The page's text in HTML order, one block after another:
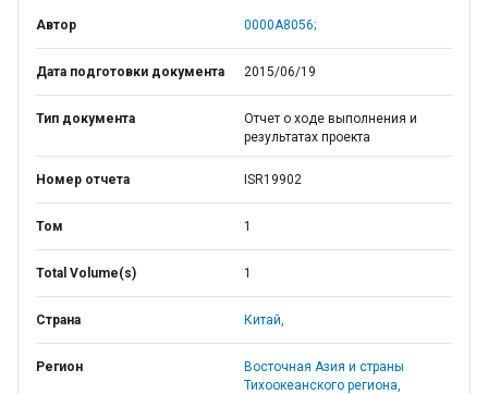
Автор 0000A8056;
Дата подготовки документа 2015/06/19
Тип документа
Отчет о ходе выполнения и
результатах проекта
Номер отчета ISR19902
Том 1
Total Volume(s) 1
Страна Китай,
Регион
Восточная Азия и страны
Тихоокеанского региона,